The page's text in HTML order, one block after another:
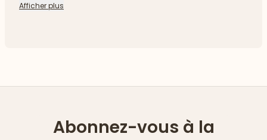
Afficher plus
Abonnez-vous à la